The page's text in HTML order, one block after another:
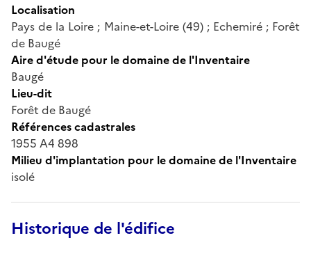
Localisation
Pays de la Loire ; Maine-et-Loire (49) ; Echemiré ; Forêt
de Baugé
Aire d'étude pour le domaine de l'Inventaire
Baugé
Lieu-dit
Forêt de Baugé
Références cadastrales
1955 A4 898
Milieu d'implantation pour le domaine de l'Inventaire
isolé
Historique de l'édifice